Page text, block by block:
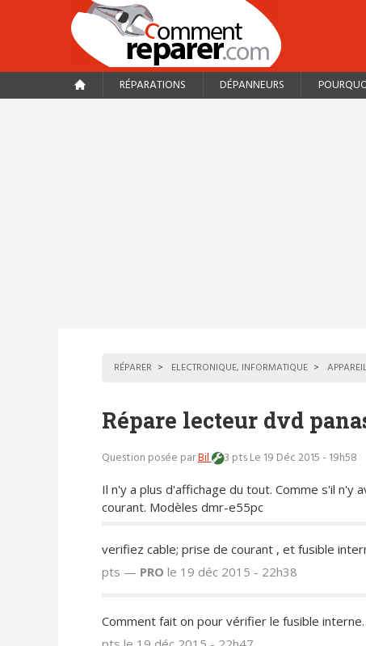
RÉPARATIONS DÉPANNEURS
RÉPARER ELECTRONIQUE, INFORMATIQUE
Répare lecteur dvd
Question posée parBil 3 ptsLe 19 Déc 2015 - 19h58
Il n'y a plus d'affichage du tout. Comme s'il n'y
courant. Modèles dmr-e55pc
verifiez cable; prise de courant , et fusible
pts — PRO le 19 déc 2015 - 22h38
Comment fait on pour vérifier le fusible